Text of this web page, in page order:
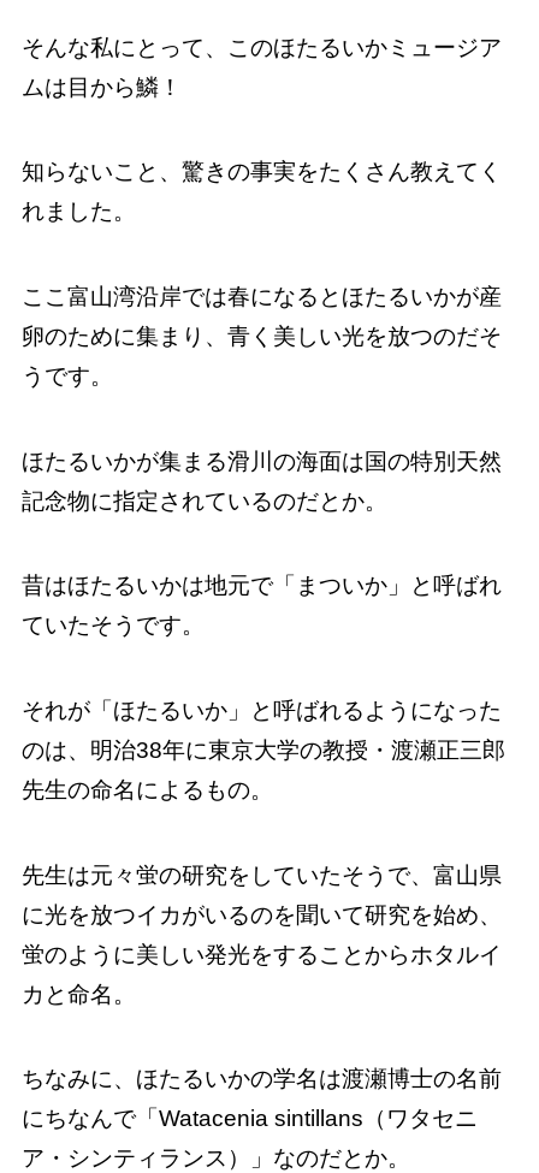
そんな私にとって、このほたるいかミュージア
ムは目から鱗！
知らないこと、驚きの事実をたくさん教えてく
れました。
ここ富山湾沿岸では春になるとほたるいかが産
卵のために集まり、青く美しい光を放つのだそ
うです。
ほたるいかが集まる滑川の海面は国の特別天然
記念物に指定されているのだとか。
昔はほたるいかは地元で「まついか」と呼ばれ
ていたそうです。
それが「ほたるいか」と呼ばれるようになった
のは、明治38年に東京大学の教授・渡瀬正三郎
先生の命名によるもの。
先生は元々蛍の研究をしていたそうで、富山県
に光を放つイカがいるのを聞いて研究を始め、
蛍のように美しい発光をすることからホタルイ
カと命名。
ちなみに、ほたるいかの学名は渡瀬博士の名前
にちなんで「Watacenia sintillans（ワタセニ
ア・シンティランス）」なのだとか。